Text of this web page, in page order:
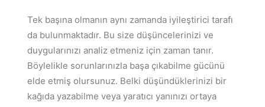
Tek başına olmanın aynı zamanda iyileştirici tarafı
da bulunmaktadır. Bu size düşüncelerinizi ve
duygularınızı analiz etmeniz için zaman tanır.
Böylelikle sorunlarınızla başa çıkabilme gücünü
elde etmiş olursunuz. Belki düşündüklerinizi bir
kağıda yazabilme veya yaratıcı yanınızı ortaya